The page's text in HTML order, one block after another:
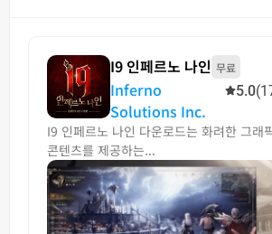
I9 인페르노 나인 무료
Inferno
Solutions Inc.
5.0
I9 인페르노 나인 다운로드는 화려한 그래
콘텐츠를 제공하는...